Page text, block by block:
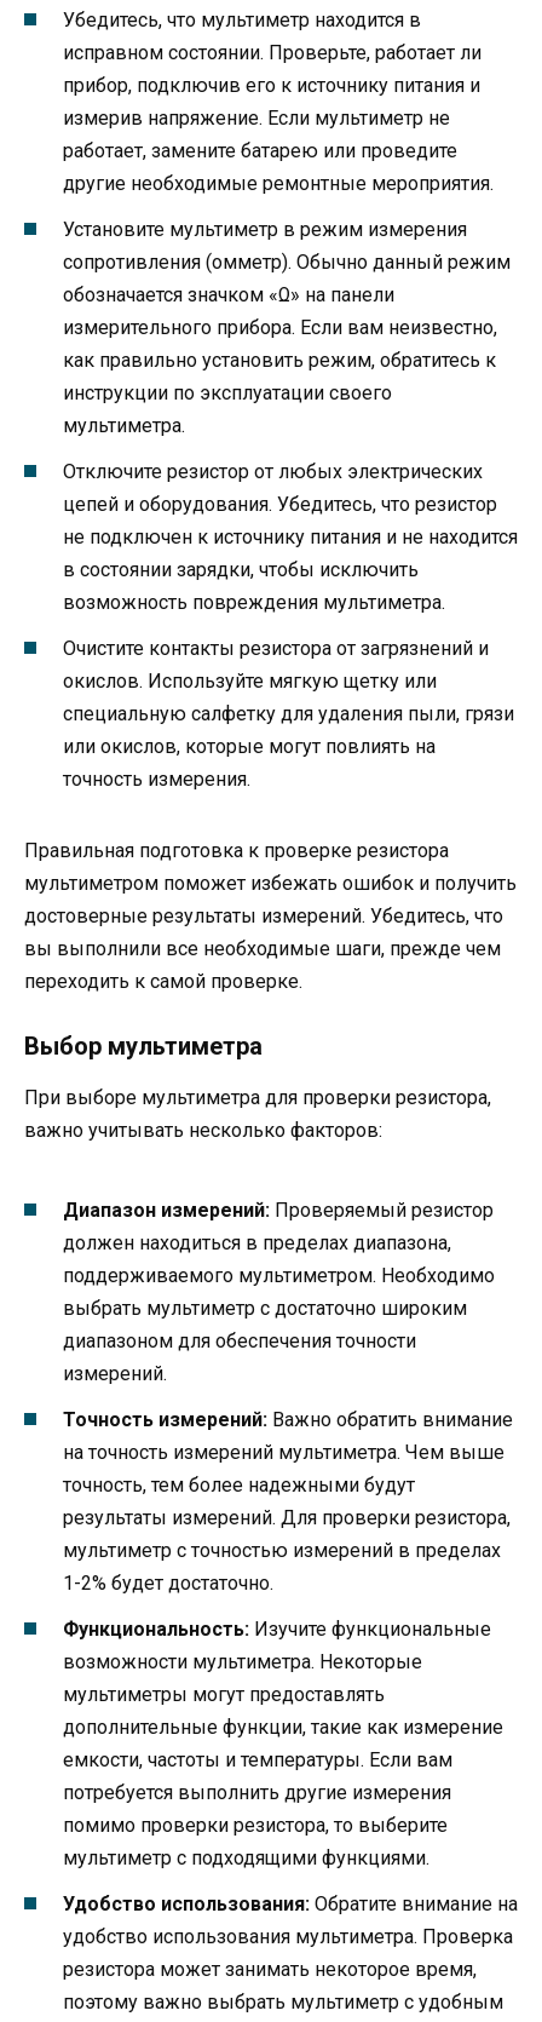
Убедитесь, что мультиметр находится в
исправном состоянии. Проверьте, работает ли
прибор, подключив его к источнику питания и
измерив напряжение. Если мультиметр не
работает, замените батарею или проведите
другие необходимые ремонтные мероприятия.
Установите мультиметр в режим измерения
сопротивления (омметр). Обычно данный режим
обозначается значком «Ω» на панели
измерительного прибора. Если вам неизвестно,
как правильно установить режим, обратитесь к
инструкции по эксплуатации своего
мультиметра.
Отключите резистор от любых электрических
цепей и оборудования. Убедитесь, что резистор
не подключен к источнику питания и не находится
в состоянии зарядки, чтобы исключить
возможность повреждения мультиметра.
Очистите контакты резистора от загрязнений и
окислов. Используйте мягкую щетку или
специальную салфетку для удаления пыли, грязи
или окислов, которые могут повлиять на
точность измерения.
Правильная подготовка к проверке резистора
мультиметром поможет избежать ошибок и получить
достоверные результаты измерений. Убедитесь, что
вы выполнили все необходимые шаги, прежде чем
переходить к самой проверке.
Выбор мультиметра
При выборе мультиметра для проверки резистора,
важно учитывать несколько факторов:
Диапазон измерений: Проверяемый резистор
должен находиться в пределах диапазона,
поддерживаемого мультиметром. Необходимо
выбрать мультиметр с достаточно широким
диапазоном для обеспечения точности
измерений.
Точность измерений: Важно обратить внимание
на точность измерений мультиметра. Чем выше
точность, тем более надежными будут
результаты измерений. Для проверки резистора,
мультиметр с точностью измерений в пределах
1-2% будет достаточно.
Функциональность: Изучите функциональные
возможности мультиметра. Некоторые
мультиметры могут предоставлять
дополнительные функции, такие как измерение
емкости, частоты и температуры. Если вам
потребуется выполнить другие измерения
помимо проверки резистора, то выберите
мультиметр с подходящими функциями.
Удобство использования: Обратите внимание на
удобство использования мультиметра. Проверка
резистора может занимать некоторое время,
поэтому важно выбрать мультиметр с удобным